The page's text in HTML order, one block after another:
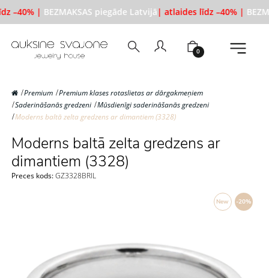
–40% | BEZMAKSAS piegāde Latvijā| atlaides līdz –40% |
0
Premium
Premium klases rotaslietas ar dārgakmeņiem
Saderināšanās gredzeni
Mūsdienīgi saderināšanās gredzeni
Moderns baltā zelta gredzens ar dimantiem (3328)
Moderns baltā zelta gredzens ar
dimantiem (3328)
Preces kods:GZ3328BRIL
-20%
New